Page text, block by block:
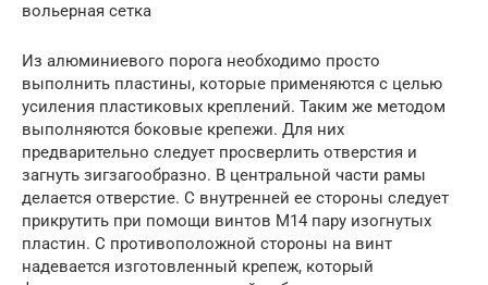
вольерная сетка
Из алюминиевого порога необходимо просто
выполнить пластины, которые применяются с целью
усиления пластиковых креплений. Таким же методом
выполняются боковые крепежи. Для них
предварительно следует просверлить отверстия и
загнуть зигзагообразно. В центральной части рамы
делается отверстие. С внутренней ее стороны следует
прикрутить при помощи винтов М14 пару изогнутых
пластин. С противоположной стороны на винт
надевается изготовленный крепеж, который